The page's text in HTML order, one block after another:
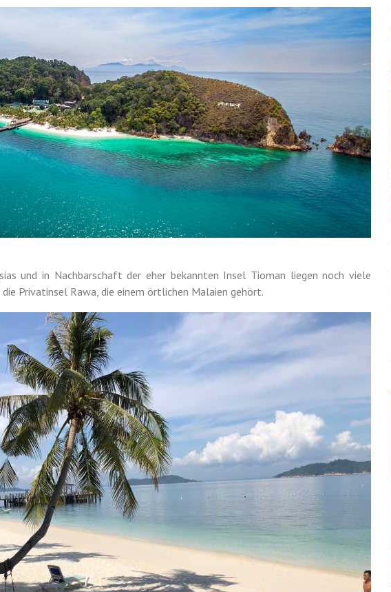
und in Nachbarschaft der eher bekannten Insel Tioman liegen noch viele
Privatinsel Rawa, die einem örtlichen Malaien gehört.